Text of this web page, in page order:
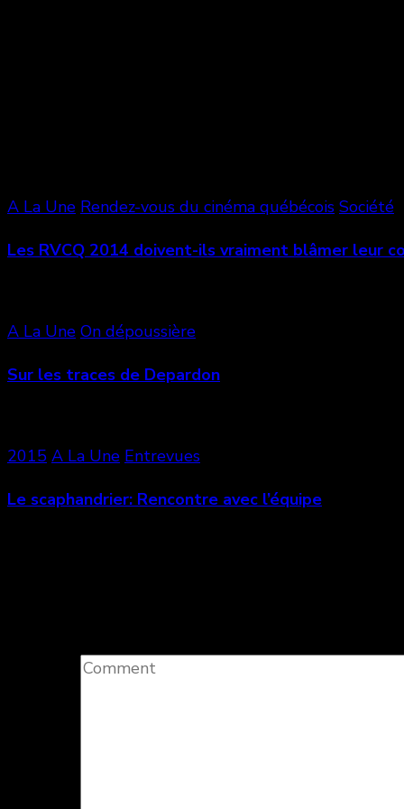
A La Une Rendez-vous du cinéma québécois Société
Les RVCQ 2014 doivent-ils vraiment blâmer leur
A La Une On dépoussière
Sur les traces de Depardon
2015 A La Une Entrevues
Le scaphandrier: Rencontre avec l’équipe